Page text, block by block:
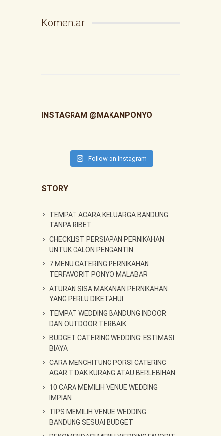
Komentar
INSTAGRAM @MAKANPONYO
Follow on Instagram
STORY
TEMPAT ACARA KELUARGA BANDUNG
TANPA RIBET
CHECKLIST PERSIAPAN PERNIKAHAN
UNTUK CALON PENGANTIN
7 MENU CATERING PERNIKAHAN
TERFAVORIT PONYO MALABAR
ATURAN SISA MAKANAN PERNIKAHAN
YANG PERLU DIKETAHUI
TEMPAT WEDDING BANDUNG INDOOR
DAN OUTDOOR TERBAIK
BUDGET CATERING WEDDING: ESTIMASI
BIAYA
CARA MENGHITUNG PORSI CATERING
AGAR TIDAK KURANG ATAU BERLEBIHAN
10 CARA MEMILIH VENUE WEDDING
IMPIAN
TIPS MEMILIH VENUE WEDDING
BANDUNG SESUAI BUDGET